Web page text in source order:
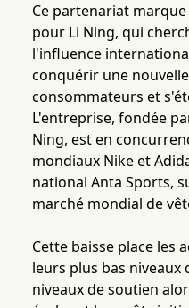
Ce partenariat
pour Li Ning, qui
l'influence
conquérir une
consommateurs et
L'entreprise, fondée
Ning, est en
mondiaux Nike et
national Anta Sports,
marché mondial de
Cette baisse place les
leurs plus bas niveaux
niveaux de soutien